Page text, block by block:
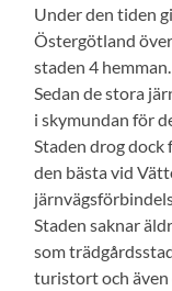
Under den tiden
Östergötland
staden 4 hemman.
Sedan de stora
i skymundan för
Staden drog dock
den bästa vid
Staden saknar
som
turistort och